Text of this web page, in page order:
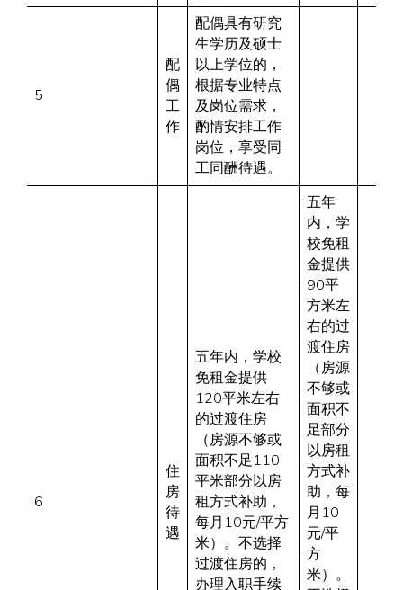
5
配
偶
工
作
配偶具有研究
生学历及硕士
以上学位的，
根据专业特点
及岗位需求，
酌情安排工作
岗位，享受同
工同酬待遇。
6
住
房
待
遇
五年内，学校
免租金提供
120平米左右
的过渡住房
（房源不够或
面积不足110
平米部分以房
租方式补助，
每月10元/平方
米）。不选择
过渡住房的，
办理入职手续
五年
内，学
校免租
金提供
90平
方米左
右的过
渡住房
（房源
不够或
面积不
足部分
以房租
方式补
助，每
月10
元/平
方
米）。